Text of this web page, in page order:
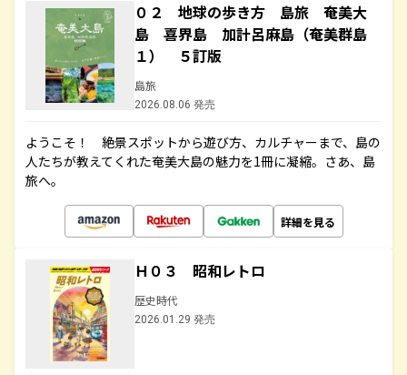
０２ 地球の歩き方 島旅 奄美大
島 喜界島 加計呂麻島（奄美群島
１） ５訂版
島旅
2026.08.06 発売
ようこそ！ 絶景スポットから遊び方、カルチャーまで、島の
人たちが教えてくれた奄美大島の魅力を1冊に凝縮。さあ、島
旅へ。
詳細を見る
Ｈ０３ 昭和レトロ
歴史時代
2026.01.29 発売